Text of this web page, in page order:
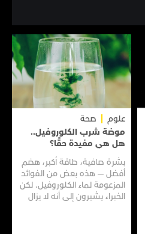
علوم
صحة
موضة شرب الكلوروفيل..
هل هي مفيدة حقًا؟
بشرة صافية، طاقة أكبر، هضم
أفضل — هذه بعض من الفوائد
المزعومة لماء الكلوروفيل. لكن
الخبراء يشيرون إلى أنه لا يزال